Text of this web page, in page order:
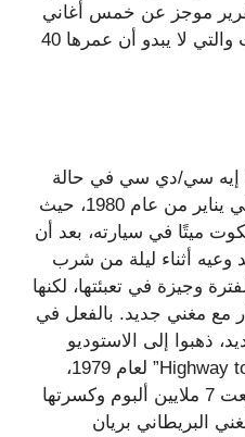
موجز عن خمس أغاني
روك كلاسيكية من الثمانينيات والتي لا يبدو أن عمرها 40
إيه سي/دي سي في حالة
نجاح عندما وقعت المأساة في يناير من عام 1980، حيث
ميتًا في سيارته، بعد أن
وعيه أثناء ليلة من شرب
وجيزة في تعبئتها، لكنها
مع مغني جديد. بالفعل في
ذهبوا إلى الاستوديو
لتسجيل متابعة لأغنية “Highway to Hell” لعام 1979،
والتي حققت نجاحًا كبيرًا وبيعت 7 ملايين ألبوم وكسرتها
البريطاني بريان